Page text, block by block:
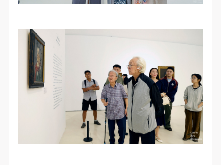
同下参观。
参加活动者在此次活动期间的人身安全责任自负。鼓
励参加者自行购买人身安全保险。活动中一旦出现事
故，活动中任何非事故当事人及美术馆将不承担人身
事故的任何责任，但有互相援助的义务。参加活动的
成员应当积极主动的组织实施救援工作，但对事故本
身不承担任何法律责任和经济责任。参加本次活动者
的人身安全不负有民事及相关连带责任。
参加活动者在此次活动期间应主动遵守美术馆活动秩
同下参观。
参加活动者在此次活动期间的人身安全责任自负。鼓
励参加者自行购买人身安全保险。活动中一旦出现事
故，活动中任何非事故当事人及美术馆将不承担人身
事故的任何责任，但有互相援助的义务。参加活动的
成员应当积极主动的组织实施救援工作，但对事故本
身不承担任何法律责任和经济责任。参加本次活动者
的人身安全不负有民事及相关连带责任。
参加活动者在此次活动期间应主动遵守美术馆活动秩
同下参观。
参加活动者在此次活动期间的人身安全责任自负。鼓
励参加者自行购买人身安全保险。活动中一旦出现事
故，活动中任何非事故当事人及美术馆将不承担人身
事故的任何责任，但有互相援助的义务。参加活动的
成员应当积极主动的组织实施救援工作，但对事故本
身不承担任何法律责任和经济责任。参加本次活动者
的人身安全不负有民事及相关连带责任。
参加活动者在此次活动期间应主动遵守美术馆活动秩